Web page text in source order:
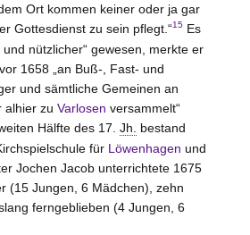
Ort kommen keiner oder ja gar
Gottesdienst zu sein pflegt.“15Es
nützlicher“ gewesen, merkte er
1658 „an Buß-, Fast- und
und sämtliche Gemeinen an
alhier zu Varlosen versammelt“
Hälfte des 17. Jh.
bestand
für Löwenhagen und
Jochen Jacob unterrichtete 1675
(15 Jungen, 6 Mädchen), zehn
ferngeblieben (4 Jungen, 6